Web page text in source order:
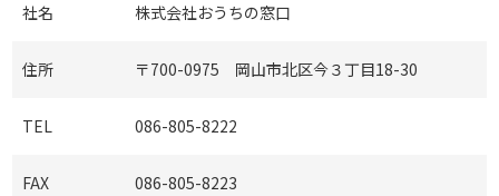
社名 株式会社おうちの窓口
住所 〒700-0975 岡山市北区今３丁目18-30
TEL 086-805-8222
FAX 086-805-8223